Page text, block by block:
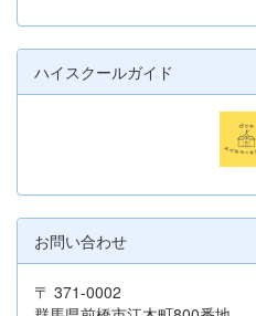
ハイスクールガイド
お問い合わせ
〒 371-0002